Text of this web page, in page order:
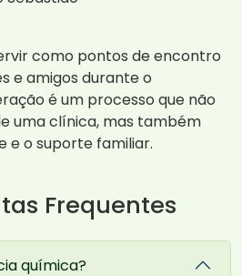
como pontos de encontro
e amigos durante o
é um processo que não
uma clínica, mas também
e o suporte familiar.
Frequentes
química?